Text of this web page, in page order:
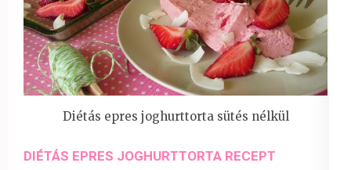
Diétás epres joghurttorta sütés nélkül
DIÉTÁS EPRES JOGHURTTORTA RECEPT